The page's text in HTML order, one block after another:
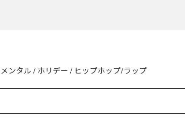
ンタル / ホリデー / ヒップホップ/ラップ